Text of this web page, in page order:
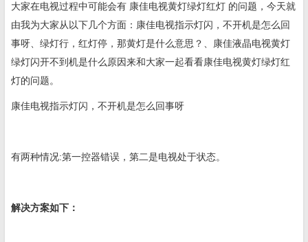
大家在电视过程中可能会有 康佳电视黄灯绿灯红灯 的问题，今天就
由我为大家从以下几个方面：康佳电视指示灯闪，不开机是怎么回
事呀、绿灯行，红灯停，那黄灯是什么意思？、康佳液晶电视黄灯
绿灯闪开不到机是什么原因来和大家一起看看康佳电视黄灯绿灯红
灯的问题。
康佳电视指示灯闪，不开机是怎么回事呀
有两种情况:第一控器错误，第二是电视处于状态。
解决方案如下：